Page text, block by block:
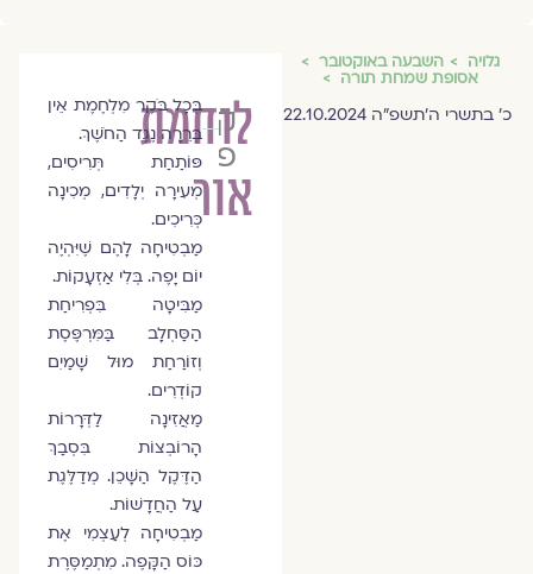
גלויה השבעה באוקטובר
אסופת שמחת תורה
כ׳ בתשרי ה׳תשפ״ה 22.10.2024
לוחמת
אור
קלרינה
פריבורקין
בְּכָל בֹּקֶר מִלְחֶמֶת אֵין
בְּרֵרָה נֶגֶד הַחֹשֶׁךְ.
פּוֹתַחַת תְּרִיסִים,
מְעִירָה יְלָדִים, מְכִינָה
כְּרִיכִים.
מַבְטִיחָה לָהֶם שֶׁיִּהְיֶה
יוֹם יָפֶה. בְּלִי אַזְעָקוֹת.
מַבִּיטָה בִּפְרִיחַת
הַסַּחְלָב בַּמִּרְפֶּסֶת
וְזוֹרַחַת מוּל שָׁמַיִם
קוֹדְרִים.
מַאֲזִינָה לַדְּרָרוֹת
הָרוֹבְצוֹת בִּסְבַךְ
הַדֶּקֶל הַשָּׁכֵן. מְדַלֶּגֶת
עַל הַחֲדָשׁוֹת.
מַבְטִיחָה לְעַצְמִי אֶת
כּוֹס הַקָּפֶה. מִתְמַסֶּרֶת